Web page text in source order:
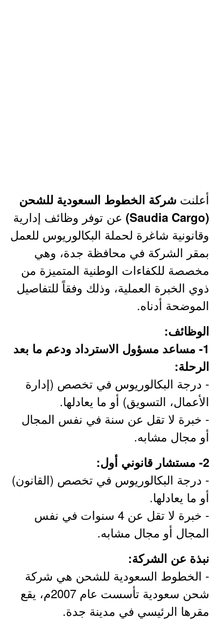
أعلنت شركة الخطوط السعودية للشحن
(Saudia Cargo)
عن توفر وظائف إدارية
وقانونية شاغرة لحملة البكالوريوس للعمل
بمقر الشركة في محافظة جدة، وهي
مخصصة للكفاءات الوطنية المتميزة من
ذوي الخبرة العملية، وذلك وفقاً للتفاصيل
الموضحة أدناه.
الوظائف:
1- مساعد مسؤول الاسترداد ودعم ما بعد
الرحلة:
- درجة البكالوريوس في تخصص (إدارة
الأعمال، التسويق) أو ما يعادلها.
- خبرة لا تقل عن سنة في نفس المجال
أو مجال مشابه.
2- مستشار قانوني أول:
- درجة البكالوريوس في تخصص (القانون)
أو ما يعادلها.
- خبرة لا تقل عن 4 سنوات في نفس
المجال أو مجال مشابه.
نبذة عن الشركة:
- الخطوط السعودية للشحن هي شركة
شحن سعودية تأسست عام 2007م، يقع
مقرها الرئيسي في مدينة جدة.